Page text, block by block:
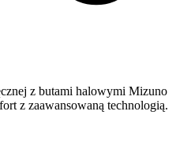
z butami halowymi Mizuno
z zaawansowaną technologią.